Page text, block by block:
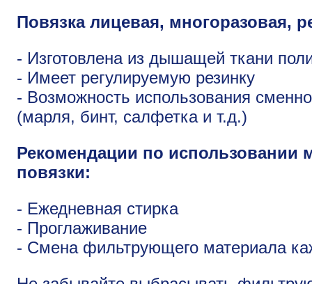
Повязка лицевая, многоразовая,
- Изготовлена из дышащей ткани
- Имеет регулируемую резинку
- Возможность использования
(марля, бинт, салфетка и т.д.)
Рекомендации по использовании
повязки:
- Ежедневная стирка
- Проглаживание
- Смена фильтрующего материала